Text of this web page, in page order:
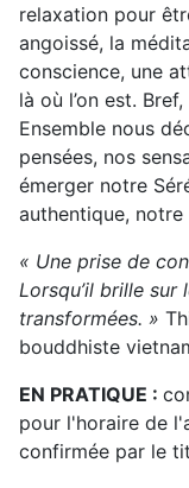
relaxation pour
angoissé, la
conscience, une
là où l’on est.
Ensemble nous
pensées, nos
émerger notre
authentique,
« Une prise de
Lorsqu’il brille sur
transformées. »
bouddhiste
EN PRATIQUE :
pour l'horaire de
confirmée par le